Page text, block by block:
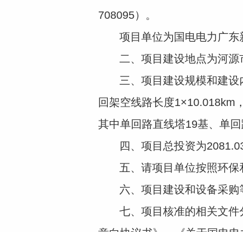
708095）。
项目单位为国电电力广东
二、项目建设地点为河源
三、项目建设规模和建设
回架空线路长度1×10.018km
其中单回路直线塔19基、单回
四、项目总投资为2081.03
五、请项目单位按照环保
六、项目建设和设备采购
七、项目核准的相关文件